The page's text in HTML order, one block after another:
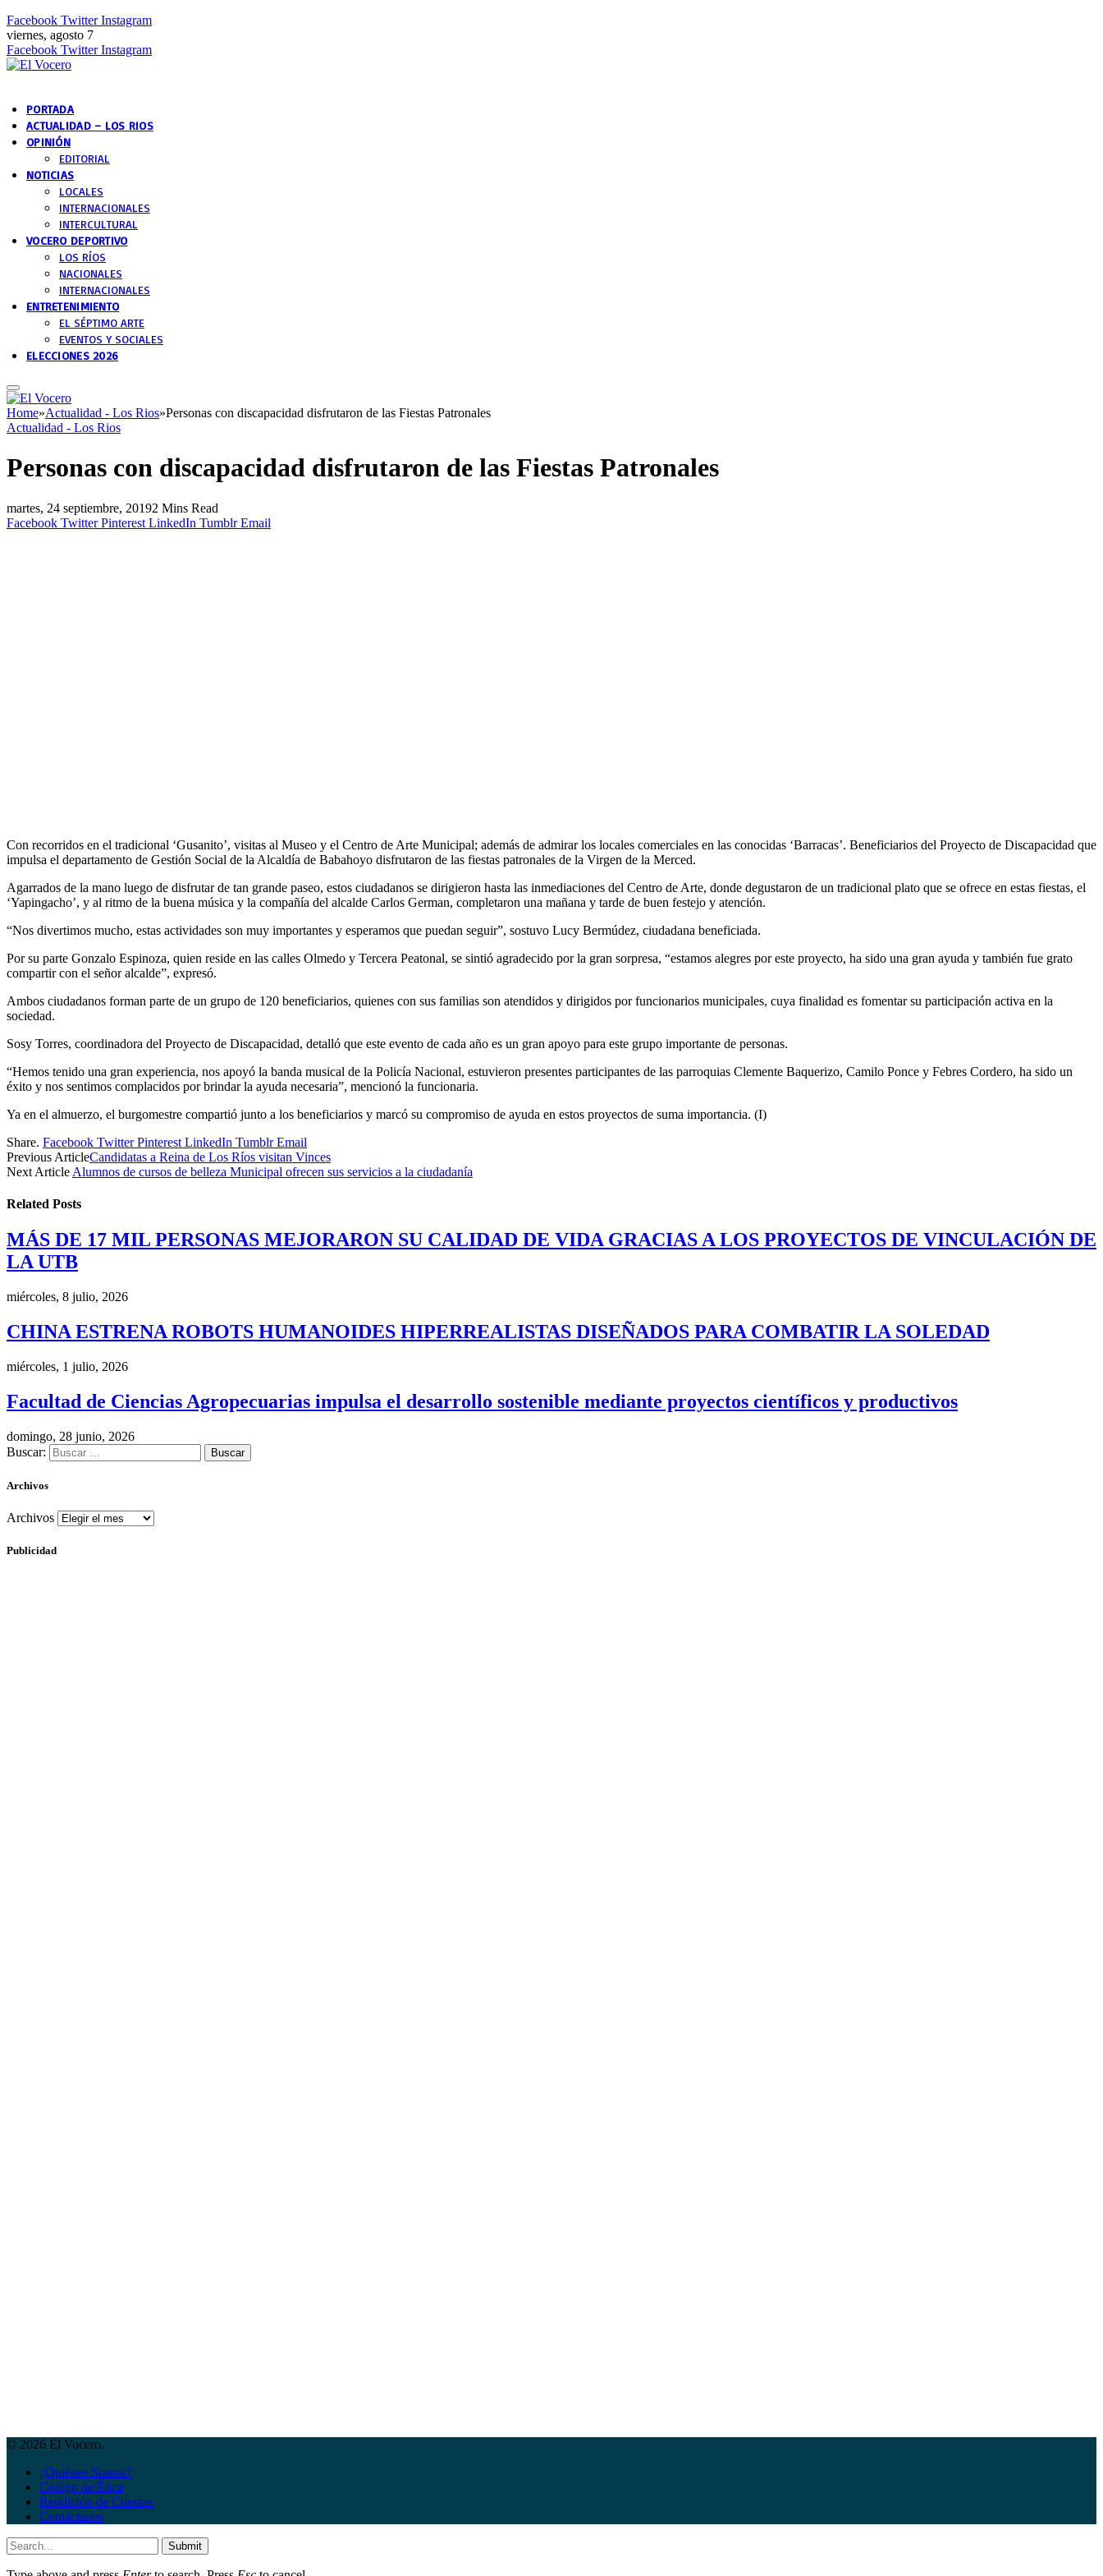
Facebook Twitter Instagram
viernes, agosto 7
Facebook Twitter Instagram
PORTADA
ACTUALIDAD – LOS RIOS
OPINIÓN
EDITORIAL
NOTICIAS
LOCALES
INTERNACIONALES
INTERCULTURAL
VOCERO DEPORTIVO
LOS RÍOS
NACIONALES
INTERNACIONALES
ENTRETENIMIENTO
EL SÉPTIMO ARTE
EVENTOS Y SOCIALES
ELECCIONES 2026
Home»Actualidad - Los Rios»Personas con discapacidad disfrutaron de las Fiestas Patronales
Actualidad - Los Rios
Personas con discapacidad disfrutaron de las Fiestas Patronales
martes, 24 septiembre, 20192 Mins Read
Facebook Twitter Pinterest LinkedIn Tumblr Email
Con recorridos en el tradicional ‘Gusanito’, visitas al Museo y el Centro de Arte Municipal; además de admirar los locales comerciales en las conocidas ‘Barracas’. Beneficiarios del Proyecto de Discapacidad que
impulsa el departamento de Gestión Social de la Alcaldía de Babahoyo disfrutaron de las fiestas patronales de la Virgen de la Merced.
Agarrados de la mano luego de disfrutar de tan grande paseo, estos ciudadanos se dirigieron hasta las inmediaciones del Centro de Arte, donde degustaron de un tradicional plato que se ofrece en estas fiestas, el
‘Yapingacho’, y al ritmo de la buena música y la compañía del alcalde Carlos German, completaron una mañana y tarde de buen festejo y atención.
“Nos divertimos mucho, estas actividades son muy importantes y esperamos que puedan seguir”, sostuvo Lucy Bermúdez, ciudadana beneficiada.
Por su parte Gonzalo Espinoza, quien reside en las calles Olmedo y Tercera Peatonal, se sintió agradecido por la gran sorpresa, “estamos alegres por este proyecto, ha sido una gran ayuda y también fue grato
compartir con el señor alcalde”, expresó.
Ambos ciudadanos forman parte de un grupo de 120 beneficiarios, quienes con sus familias son atendidos y dirigidos por funcionarios municipales, cuya finalidad es fomentar su participación activa en la
sociedad.
Sosy Torres, coordinadora del Proyecto de Discapacidad, detalló que este evento de cada año es un gran apoyo para este grupo importante de personas.
“Hemos tenido una gran experiencia, nos apoyó la banda musical de la Policía Nacional, estuvieron presentes participantes de las parroquias Clemente Baquerizo, Camilo Ponce y Febres Cordero, ha sido un
éxito y nos sentimos complacidos por brindar la ayuda necesaria”, mencionó la funcionaria.
Ya en el almuerzo, el burgomestre compartió junto a los beneficiarios y marcó su compromiso de ayuda en estos proyectos de suma importancia. (I)
Share. Facebook Twitter Pinterest LinkedIn Tumblr Email
Previous ArticleCandidatas a Reina de Los Ríos visitan Vinces
Next Article Alumnos de cursos de belleza Municipal ofrecen sus servicios a la ciudadanía
Related Posts
MÁS DE 17 MIL PERSONAS MEJORARON SU CALIDAD DE VIDA GRACIAS A LOS PROYECTOS DE VINCULACIÓN DE
LA UTB
miércoles, 8 julio, 2026
CHINA ESTRENA ROBOTS HUMANOIDES HIPERREALISTAS DISEÑADOS PARA COMBATIR LA SOLEDAD
miércoles, 1 julio, 2026
Facultad de Ciencias Agropecuarias impulsa el desarrollo sostenible mediante proyectos científicos y productivos
domingo, 28 junio, 2026
Buscar:
Archivos
Archivos
Publicidad
© 2026 El Vocero.
¿Quiénes Somos?
Código de Ética
Rendición de Cuentas
Contáctanos
Submit